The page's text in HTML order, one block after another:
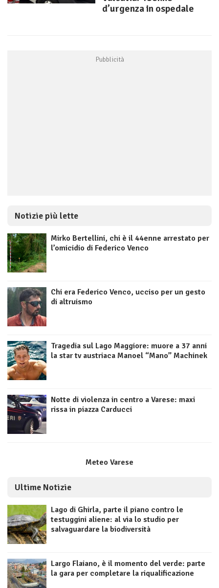
d’urgenza in ospedale
Notizie più lette
Mirko Bertellini, chi è il 44enne arrestato per
l’omicidio di Federico Venco
Chi era Federico Venco, ucciso per un gesto
di altruismo
Tragedia sul Lago Maggiore: muore a 37 anni
la star tv austriaca Manoel “Mano” Machinek
Notte di violenza in centro a Varese: maxi
rissa in piazza Carducci
Meteo Varese
Ultime Notizie
Lago di Ghirla, parte il piano contro le
testuggini aliene: al via lo studio per
salvaguardare la biodiversità
Largo Flaiano, è il momento del verde: parte
la gara per completare la riqualificazione